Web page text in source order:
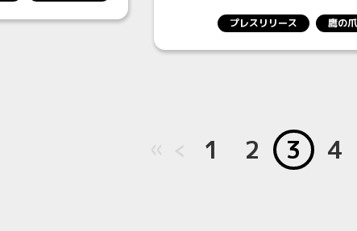
プレスリリース 鷹の爪
1 2 3 4